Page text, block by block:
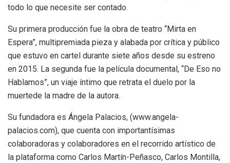
todo lo que necesite ser contado.
Su primera producción fue la obra de teatro “Mirta en
Espera”, multipremiada pieza y alabada por crítica y público
que estuvo en cartel durante siete años desde su estreno
en 2015. La segunda fue la película documental, “De Eso no
Hablamos”, un viaje íntimo que retrata el duelo por la
muertede la madre de la autora.
Su fundadora es Ángela Palacios, (www.angela-
palacios.com), que cuenta con importantísimas
colaboradoras y colaboradores en el recorrido artístico de
la plataforma como Carlos Martín-Peñasco, Carlos Montilla,